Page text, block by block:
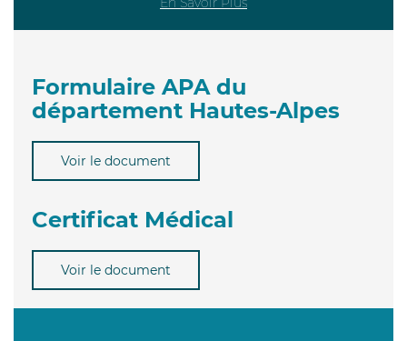
Formulaire APA du
département Hautes-Alpes
Voir le document
Certificat Médical
Voir le document